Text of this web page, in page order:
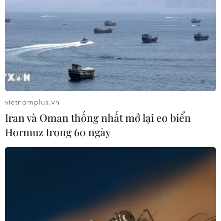
06/08/2026 09:07
Khởi tố Chủ tịch Hội đồng quản trị,
Giám đốc Công ty cổ phần Mekolor
06/08/2026 09:06
Đồng Nai yêu cầu đẩy nhanh tiến độ
dự án kết nối vùng, sân bay Long
Thành
Toàn cảnh vụ sai phạm điểm
thi trường THPT chuyên Tuyên
vietnamplus.vn
Iran và Oman thống nhất mở lại eo biển
Hormuz trong 60 ngày